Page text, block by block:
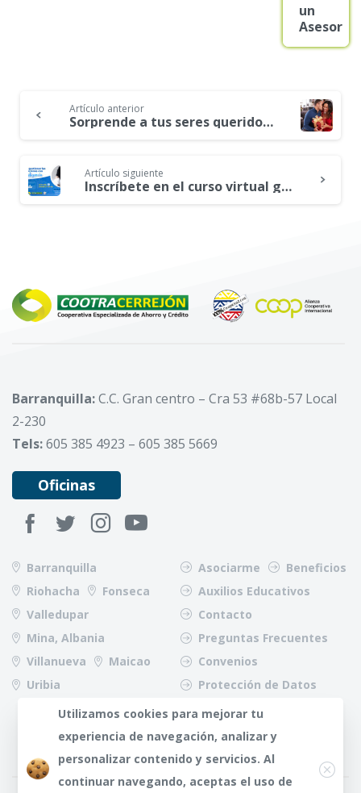
un
Asesor
Continue
Artículo anterior
Sorprende a tus seres queridos esta navidad con el plan de ahorro programado
Artículo siguiente
Inscríbete en el curso virtual gratuito «Cómo gestionar las emociones con inteligencia»
Barranquilla:C.C. Gran centro – Cra 53 #68b-57 Local
2-230
Tels:605 385 4923 – 605 385 5669
Oficinas
Barranquilla
Riohacha
Fonseca
Valledupar
Mina, Albania
Villanueva
Maicao
Uribia
Asociarme
Beneficios
Auxilios Educativos
Contacto
Preguntas Frecuentes
Convenios
Protección de Datos
Riesgos
Utilizamos cookies para mejorar tu
experiencia de navegación, analizar y
personalizar contenido y servicios. Al
continuar navegando, aceptas el uso de
Close